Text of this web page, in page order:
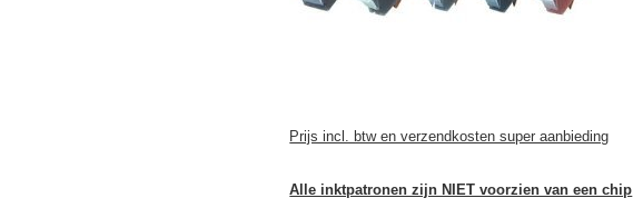
Prijs incl. btw en verzendkosten super aanbieding
Alle inktpatronen zijn NIET voorzien van een chip